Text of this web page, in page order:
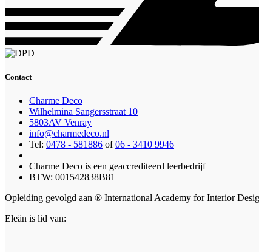
Contact
Charme Deco
Wilhelmina Sangersstraat 10
5803AV Venray
info@charmedeco.nl
Tel: 0478 - 581886 of06 - 3410 9946
Charme Deco is een geaccrediteerd leerbedrijf
BTW: 001542838B81
Opleiding gevolgd aan ® International Academy for Interior
Eleän is lid van: